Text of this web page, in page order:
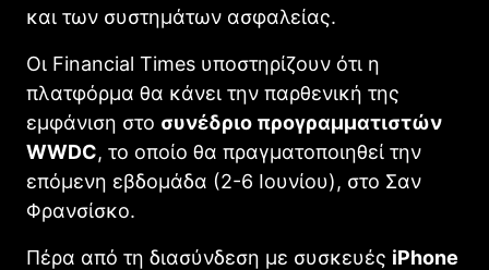
και των συστημάτων ασφαλείας.
Οι Financial Times υποστηρίζουν ότι η
πλατφόρμα θα κάνει την παρθενική της
εμφάνιση στο συνέδριο προγραμματιστών
WWDC, το οποίο θα πραγματοποιηθεί την
επόμενη εβδομάδα (2-6 Ιουνίου), στο Σαν
Φρανσίσκο.
Πέρα από τη διασύνδεση με συσκευές iPhone